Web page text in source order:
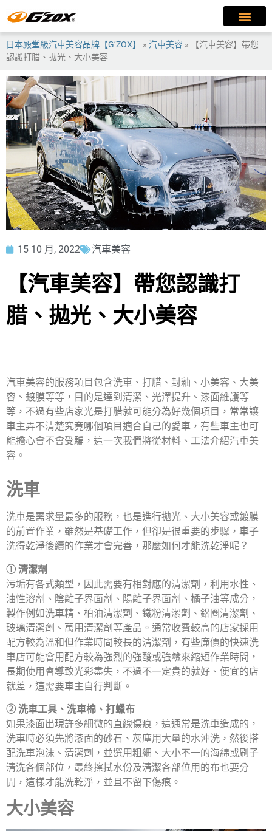
日本殿堂級汽車美容品牌【G’ZOX】 » 汽車美容 »
【汽車美容】帶您
認識打腊、拋光、大小美容
15 10 月, 2022 汽車美容
【汽車美容】帶您認識打
腊、拋光、大小美容
汽車美容的服務項目包含洗車、打腊、封釉、小美容、大美
容、鍍膜等等，目的是達到清潔、光澤提升、漆面維護等
等，不過有些店家光是打腊就可能分為好幾個項目，常常讓
車主弄不清楚究竟哪個項目適合自己的愛車，有些車主也可
能擔心會不會受騙，這一次我們將從材料、工法介紹汽車美
容。
洗車
洗車是需求量最多的服務，也是進行拋光、大小美容或鍍膜
的前置作業，雖然是基礎工作，但卻是很重要的步驟，車子
洗得乾淨後續的作業才會完善，那麼如何才能洗乾淨呢？
① 清潔劑
污垢有各式類型，因此需要有相對應的清潔劑，利用水性、
油性溶劑、陰離子界面劑、陽離子界面劑、橘子油等成分，
製作例如洗車精、柏油清潔劑、鐵粉清潔劑、鋁圈清潔劑、
玻璃清潔劑、萬用清潔劑等產品。通常收費較高的店家採用
配方較為溫和但作業時間較長的清潔劑，有些廉價的快速洗
車店可能會用配方較為強烈的強酸或強鹼來縮短作業時間，
長期使用會導致光彩盡失，不過不一定貴的就好、便宜的店
就差，這需要車主自行判斷。
② 洗車工具、洗車棉、打蠟布
如果漆面出現許多細微的直線傷痕，這通常是洗車造成的，
洗車時必須先將漆面的砂石、灰塵用大量的水沖洗，然後搭
配洗車泡沫、清潔劑，並選用粗細、大小不一的海綿或刷子
清洗各個部位，最終擦拭水份及清潔各部位用的布也要分
開，這樣才能洗乾淨，並且不留下傷痕。
大小美容